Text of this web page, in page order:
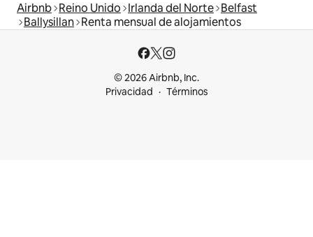
Airbnb Reino Unido Irlanda del Norte Belfast
Ballysillan Renta mensual de alojamientos
© 2026 Airbnb, Inc.
Privacidad
Términos